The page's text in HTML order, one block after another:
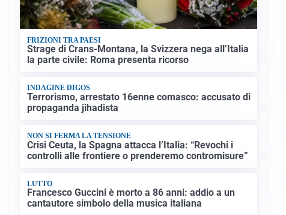
FRIZIONI TRA PAESI
Strage di Crans-Montana, la Svizzera nega all’Italia
la parte civile: Roma presenta ricorso
INDAGINE DIGOS
Terrorismo, arrestato 16enne comasco: accusato di
propaganda jihadista
NON SI FERMA LA TENSIONE
Crisi Ceuta, la Spagna attacca l’Italia: “Revochi i
controlli alle frontiere o prenderemo contromisure”
LUTTO
Francesco Guccini è morto a 86 anni: addio a un
cantautore simbolo della musica italiana